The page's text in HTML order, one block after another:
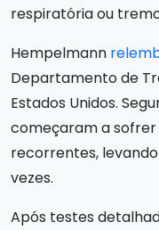
respiratória ou
Hempelmann
Departamento de
Estados Unidos.
começaram a
recorrentes,
vezes.
Após testes